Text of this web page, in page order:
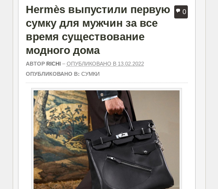
0
Hermès выпустили первую
сумку для мужчин за все
время существование
модного дома
АВТОР RICHI– ОПУБЛИКОВАНО В 13.02.2022
ОПУБЛИКОВАНО В: СУМКИ